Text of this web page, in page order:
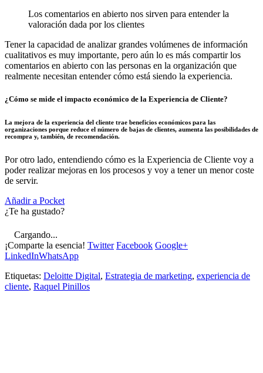
Los comentarios en abierto nos sirven para entender la
valoración dada por los clientes
Tener la capacidad de analizar grandes volúmenes de información
cualitativos es muy importante, pero aún lo es más compartir los
comentarios en abierto con las personas en la organización que
realmente necesitan entender cómo está siendo la experiencia.
¿Cómo se mide el impacto económico de la Experiencia de Cliente?
La mejora de la experiencia del cliente trae beneficios económicos para las
organizaciones porque reduce el número de bajas de clientes, aumenta las posibilidades de
recompra y, también, de recomendación.
Por otro lado, entendiendo cómo es la Experiencia de Cliente voy a
poder realizar mejoras en los procesos y voy a tener un menor coste
de servir.
Añadir a Pocket
¿Te ha gustado?
Cargando...
¡Comparte la esencia! Twitter Facebook Google+
LinkedInWhatsApp
Etiquetas: Deloitte Digital, Estrategia de marketing, experiencia de
cliente, Raquel Pinillos